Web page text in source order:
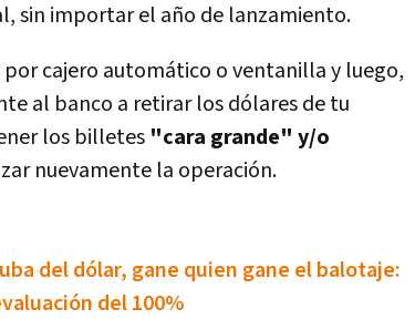
sin importar el año de lanzamiento.
por cajero automático o ventanilla y luego,
al banco a retirar los dólares de tu
los billetes "cara grande" y/o
nuevamente la operación.
del dólar, gane quien gane el balotaje:
del 100%